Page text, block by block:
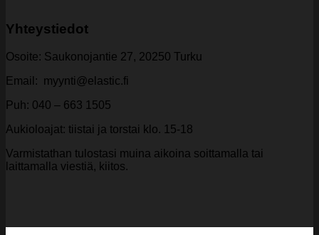
Yhteystiedot
Osoite: Saukonojantie 27, 20250 Turku
Email: myynti@elastic.fi
Puh: 040 – 663 1505
Aukioloajat: tiistai ja torstai klo. 15-18
Varmistathan tulostasi muina aikoina soittamalla tai
laittamalla viestiä, kiitos.